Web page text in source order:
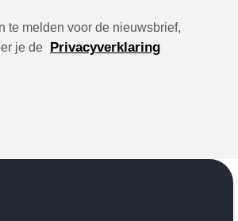
te melden voor de nieuwsbrief,
je de Privacyverklaring